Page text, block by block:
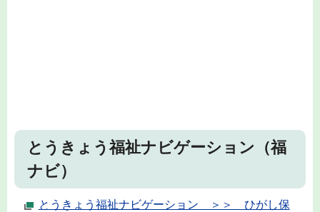
とうきょう福祉ナビゲーション（福
ナビ）
とうきょう福祉ナビゲーション ＞＞ ひがし保